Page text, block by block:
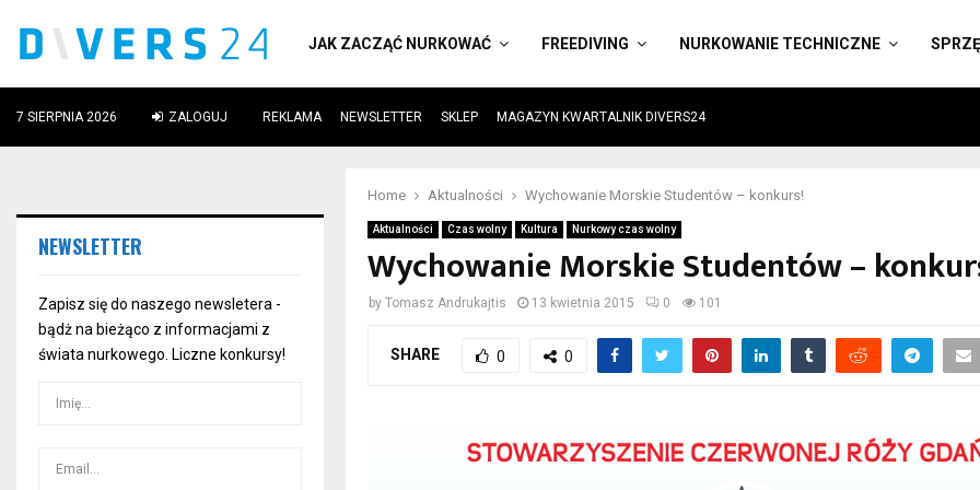
JAK ZACZĄĆ NURKOWAĆ FREEDIVING NURKOWANIE TECHNICZNE
7 SIERPNIA 2026 ZALOGUJ REKLAMA NEWSLETTER SKLEP MAGAZYN KWARTALNIK DIVERS24
Home Aktualności Wychowanie Morskie Studentów – konkurs!
Aktualności Czas wolny Kultura Nurkowy czas wolny
Wychowanie Morskie Studentów –
byTomasz Andrukajtis 13 kwietnia 2015 0 101
SHARE 0 0
NEWSLETTER
Zapisz się do naszego newsletera -
bądż na bieżąco z informacjami z
świata nurkowego. Liczne konkursy!